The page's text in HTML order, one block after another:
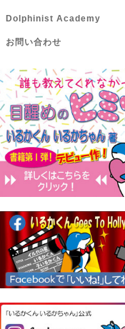
Dolphinist Academy
お問い合わせ